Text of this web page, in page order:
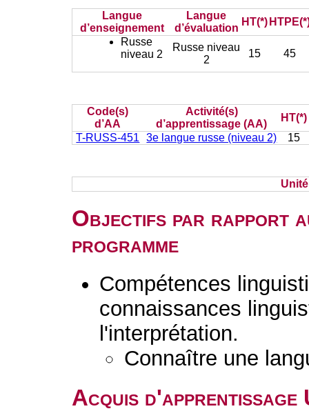
Langue
d’enseignement
Langue
d’évaluation
HT(*)
Russe
niveau 2
Russe niveau
2
15 45
Code(s)
d’AA
Activité(s)
d’apprentissage (AA)
HT(*)
T-RUSS-451
3e langue russe (niveau 2) 15
Objectifs par rapport
programme
Compétences
connaissances
l'interprétation.
Connaître une
Acquis d'apprentissage